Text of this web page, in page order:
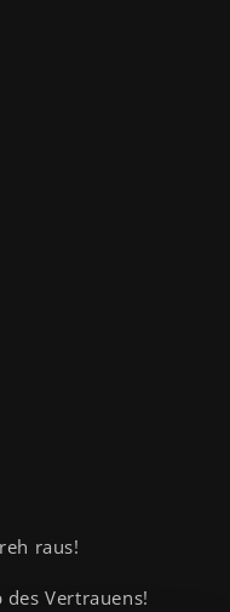
raus!
Vertrauens!